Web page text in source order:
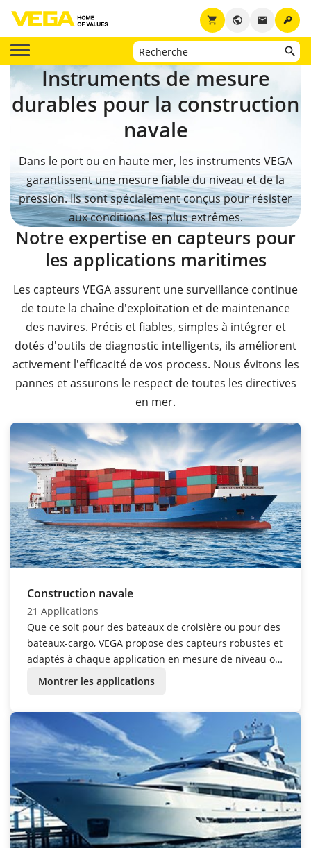
key
email
public
shopping_cart
Instruments de mesure
durables pour la construction
navale
Dans le port ou en haute mer, les instruments VEGA
garantissent une mesure fiable du niveau et de la
pression. Ils sont spécialement conçus pour résister
aux conditions les plus extrêmes.
Notre expertise en capteurs pour
les applications maritimes
Les capteurs VEGA assurent une surveillance continue
de toute la chaîne d'exploitation et de maintenance
des navires. Précis et fiables, simples à intégrer et
dotés d'outils de diagnostic intelligents, ils améliorent
activement l'efficacité de vos process. Nous évitons les
pannes et assurons le respect de toutes les directives
en mer.
Construction navale
21 Applications
Que ce soit pour des bateaux de croisière ou pour des
bateaux-cargo, VEGA propose des capteurs robustes et
adaptés à chaque application en mesure de niveau ou
de pression.
Montrer les applications